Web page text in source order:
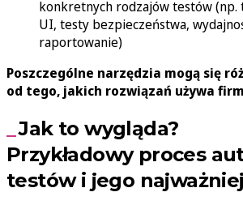
konkretnych rodzajów testów (np.
UI, testy bezpieczeństwa,
raportowanie)
Poszczególne narzędzia mogą się
od tego, jakich rozwiązań używa
Jak to wygląda?
Przykładowy proces
testów i jego